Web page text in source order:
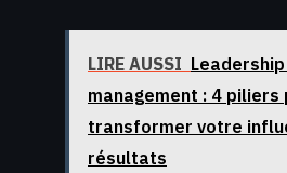
LIRE AUSSI
management : 4 piliers
transformer votre
résultats